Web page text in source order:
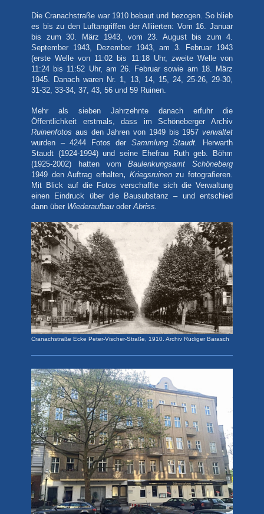
Die Cranachstraße war 1910 bebaut und bezogen. So blieb
es bis zu den Luftangriffen der Alliierten: Vom 16. Januar
bis zum 30. März 1943, vom 23. August bis zum 4.
September 1943, Dezember 1943, am 3. Februar 1943
(erste Welle von 11:02 bis 11:18 Uhr, zweite Welle von
11:24 bis 11:52 Uhr, am 26. Februar sowie am 18. März
1945. Danach waren Nr. 1, 13, 14, 15, 24, 25-26, 29-30,
31-32, 33-34, 37, 43, 56 und 59 Ruinen.
Mehr als sieben Jahrzehnte danach erfuhr die
Öffentlichkeit erstmals, dass im Schöneberger Archiv
Ruinenfotos aus den Jahren von 1949 bis 1957 verwaltet
wurden – 4244 Fotos der Sammlung Staudt.
Herwarth
Staudt (1924-1994) und seine Ehefrau Ruth geb. Böhm
(1925-2002) hatten vom
Baulenkungsamt Schöneberg
1949 den Auftrag erhalten, Kriegsruinen zu fotografieren.
Mit Blick auf die Fotos verschaffte sichdie Verwaltung
einen Eindruck über die Bausubstanz – und entschied
dann über Wiederaufbau oder Abriss.
Cranachstraße Ecke Peter-Vischer-Straße, 1910. Archiv Rüdiger Barasch